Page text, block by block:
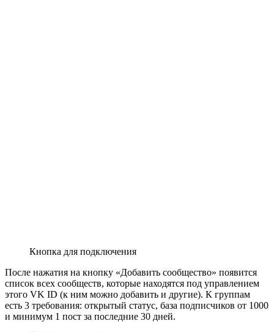
Кнопка для подключения
После нажатия на кнопку «Добавить сообщество» появится
список всех сообществ, которые находятся под управлением
этого VK ID (к ним можно добавить и другие). К группам
есть 3 требования: открытый статус, база подписчиков от 1000
и минимум 1 пост за последние 30 дней.